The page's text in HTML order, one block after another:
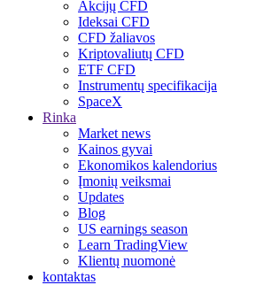
Akcijų CFD
Ideksai CFD
CFD žaliavos
Kriptovaliutų CFD
ETF CFD
Instrumentų specifikacija
SpaceX
Rinka
Market news
Kainos gyvai
Ekonomikos kalendorius
Įmonių veiksmai
Updates
Blog
US earnings season
Learn TradingView
Klientų nuomonė
kontaktas